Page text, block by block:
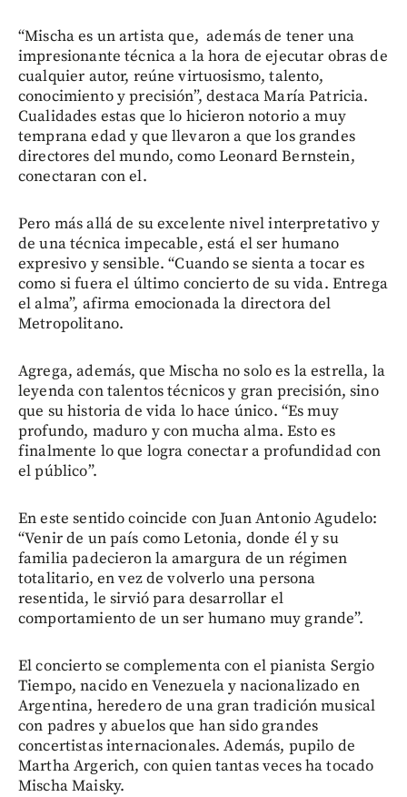
“Mischa es un artista que, además de tener una
impresionante técnica a la hora de ejecutar obras de
cualquier autor, reúne virtuosismo, talento,
conocimiento y precisión”, destaca María Patricia.
Cualidades estas que lo hicieron notorio a muy
temprana edad y que llevaron a que los grandes
directores del mundo, como Leonard Bernstein,
conectaran con el.
Pero más allá de su excelente nivel interpretativo y
de una técnica impecable, está el ser humano
expresivo y sensible. “Cuando se sienta a tocar es
como si fuera el último concierto de su vida. Entrega
el alma”, afirma emocionada la directora del
Metropolitano.
Agrega, además, que Mischa no solo es la estrella, la
leyenda con talentos técnicos y gran precisión, sino
que su historia de vida lo hace único. “Es muy
profundo, maduro y con mucha alma. Esto es
finalmente lo que logra conectar a profundidad con
el público”.
En este sentido coincide con Juan Antonio Agudelo:
“Venir de un país como Letonia, donde él y su
familia padecieron la amargura de un régimen
totalitario, en vez de volverlo una persona
resentida, le sirvió para desarrollar el
comportamiento de un ser humano muy grande”.
El concierto se complementa con el pianista Sergio
Tiempo, nacido en Venezuela y nacionalizado en
Argentina, heredero de una gran tradición musical
con padres y abuelos que han sido grandes
concertistas internacionales. Además, pupilo de
Martha Argerich, con quien tantas veces ha tocado
Mischa Maisky.